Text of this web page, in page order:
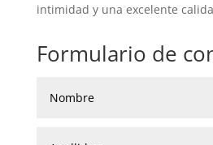
intimidad y una excelente
Formulario de